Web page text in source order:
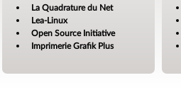
La Quadrature du Net
Lea-Linux
Open Source Initiative
Imprimerie Grafik Plus